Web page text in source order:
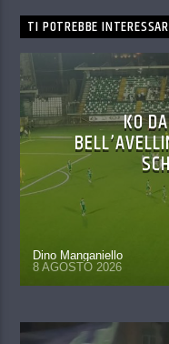
TI POTREBBE
KO
Dino Manganiello
8 AGOSTO 2026